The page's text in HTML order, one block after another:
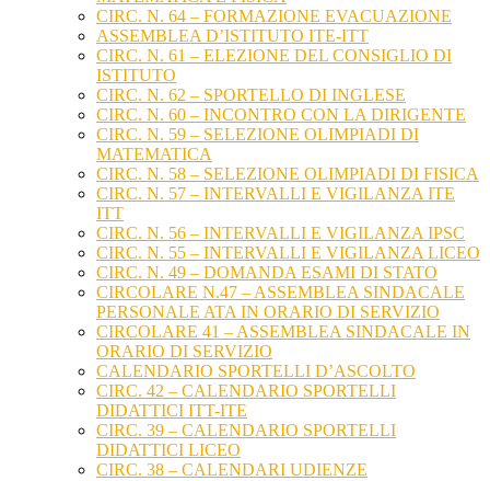
CIRC. N. 64 – FORMAZIONE EVACUAZIONE
ASSEMBLEA D’ISTITUTO ITE-ITT
CIRC. N. 61 – ELEZIONE DEL CONSIGLIO DI
ISTITUTO
CIRC. N. 62 – SPORTELLO DI INGLESE
CIRC. N. 60 – INCONTRO CON LA DIRIGENTE
CIRC. N. 59 – SELEZIONE OLIMPIADI DI
MATEMATICA
CIRC. N. 58 – SELEZIONE OLIMPIADI DI FISICA
CIRC. N. 57 – INTERVALLI E VIGILANZA ITE
ITT
CIRC. N. 56 – INTERVALLI E VIGILANZA IPSC
CIRC. N. 55 – INTERVALLI E VIGILANZA LICEO
CIRC. N. 49 – DOMANDA ESAMI DI STATO
CIRCOLARE N.47 – ASSEMBLEA SINDACALE
PERSONALE ATA IN ORARIO DI SERVIZIO
CIRCOLARE 41 – ASSEMBLEA SINDACALE IN
ORARIO DI SERVIZIO
CALENDARIO SPORTELLI D’ASCOLTO
CIRC. 42 – CALENDARIO SPORTELLI
DIDATTICI ITT-ITE
CIRC. 39 – CALENDARIO SPORTELLI
DIDATTICI LICEO
CIRC. 38 – CALENDARI UDIENZE